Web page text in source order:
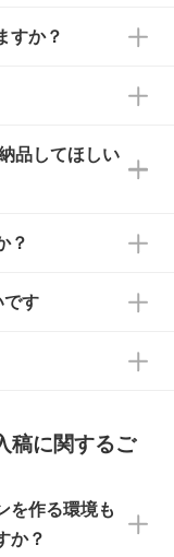
ますが、自
対応可能で
会や個人様
の条件でご
軽にご相談
すか？
た場合の
でお送りし
る備考欄』
約2週間～2
いたしま
と、おおよ
だけます。
品してほしい
合わせ・お
す。各商
？
確定のご連
さい。
す
にある商品
ックなど)
入っていま
ない状態で
、海外への
めご了承く
稿に関するご
を作る環境も
か？